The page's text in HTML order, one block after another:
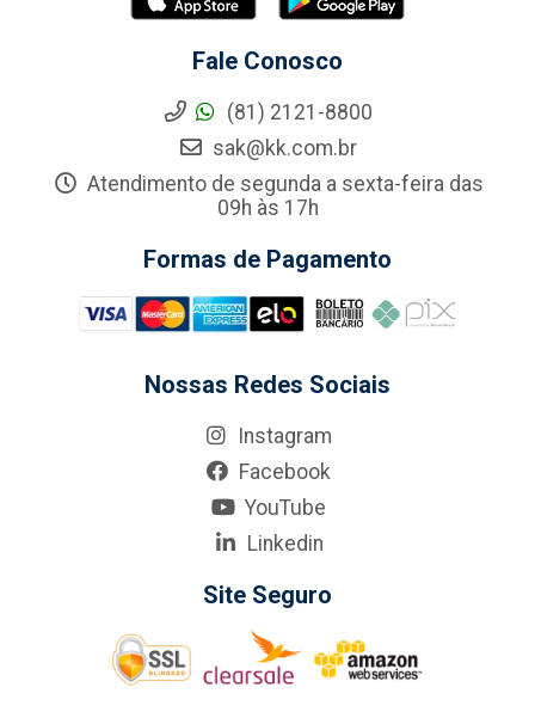
Fale Conosco
(81) 2121-8800
sak@kk.com.br
Atendimento de segunda a sexta-feira das
09h às 17h
Formas de Pagamento
Nossas Redes Sociais
Instagram
Facebook
YouTube
Linkedin
Site Seguro